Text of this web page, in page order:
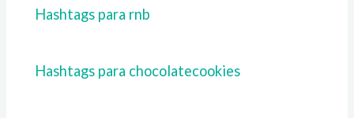
Hashtags para rnb
Hashtags para chocolatecookies